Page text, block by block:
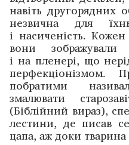
навіть другорядних
незвична для
і насиченість.
вони
і на пленері, що
перфекціонізмом.
побратими
змалювати
(Біблійний вираз),
лес­тини, де писав
цапа, аж доки